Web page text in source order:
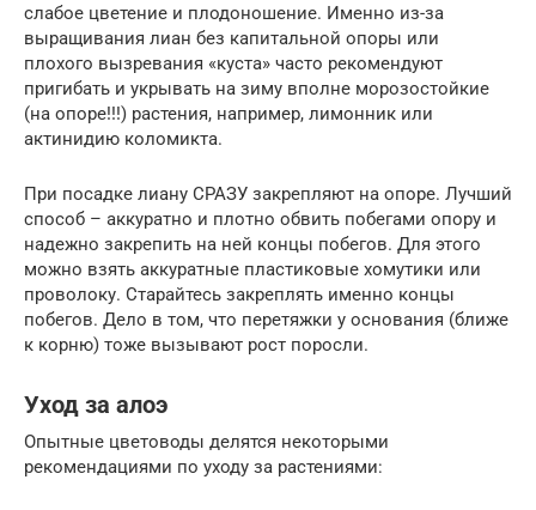
слабое цветение и плодоношение. Именно из-за
выращивания лиан без капитальной опоры или
плохого вызревания «куста» часто рекомендуют
пригибать и укрывать на зиму вполне морозостойкие
(на опоре!!!) растения, например, лимонник или
актинидию коломикта.
При посадке лиану СРАЗУ закрепляют на опоре. Лучший
способ – аккуратно и плотно обвить побегами опору и
надежно закрепить на ней концы побегов. Для этого
можно взять аккуратные пластиковые хомутики или
проволоку. Старайтесь закреплять именно концы
побегов. Дело в том, что перетяжки у основания (ближе
к корню) тоже вызывают рост поросли.
Уход за алоэ
Опытные цветоводы делятся некоторыми
рекомендациями по уходу за растениями: